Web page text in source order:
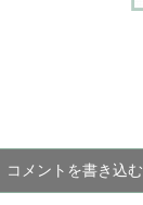
コメントを書き込む